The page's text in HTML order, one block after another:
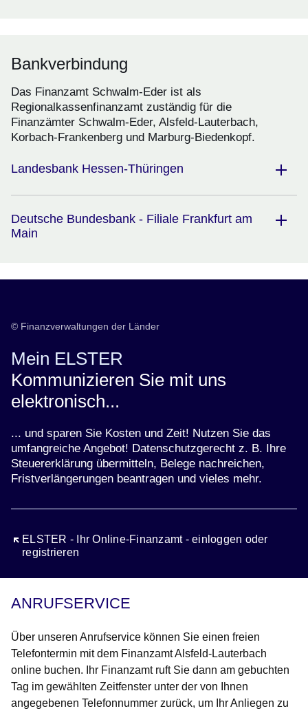
Bankverbindung
Das Finanzamt Schwalm-Eder ist als
Regionalkassenfinanzamt zuständig für die
Finanzämter Schwalm-Eder, Alsfeld-Lauterbach,
Korbach-Frankenberg und Marburg-Biedenkopf.
Landesbank Hessen-Thüringen
Deutsche Bundesbank - Filiale Frankfurt am
Main
© Finanzverwaltungen der Länder
Mein ELSTER
Kommunizieren Sie mit uns
elektronisch...
... und sparen Sie Kosten und Zeit! Nutzen Sie das
umfangreiche Angebot! Datenschutzgerecht z. B. Ihre
Steuererklärung übermitteln, Belege nachreichen,
Fristverlängerungen beantragen und vieles mehr.
ELSTER - Ihr Online-Finanzamt - einloggen oder
registrieren
Öffnet sich in einem neuen Fenster
ANRUFSERVICE
Über unseren Anrufservice können Sie einen freien
Telefontermin mit dem Finanzamt Alsfeld-Lauterbach
online buchen. Ihr Finanzamt ruft Sie dann am gebuchten
Tag im gewählten Zeitfenster unter der von Ihnen
angegebenen Telefonnummer zurück, um Ihr Anliegen zu